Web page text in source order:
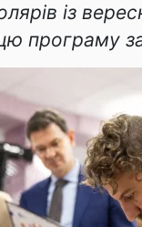
із
програму